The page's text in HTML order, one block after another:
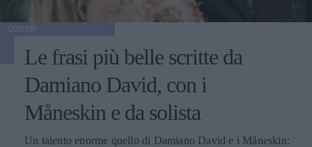
Le frasi più belle scritte da
Damiano David, con i
Måneskin e da solista
Un talento enorme quello di Damiano David e i Måneskin: